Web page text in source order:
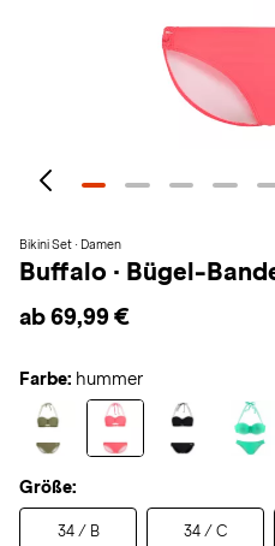
Bikini Set · Damen
Buffalo · Bügel-
ab 69,99 €
Farbe: hummer
Größe:
34 / B 34 / C